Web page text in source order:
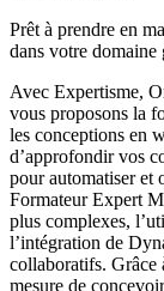
Prêt à prendre en
dans votre
Avec Expertisme,
vous proposons la
les conceptions en
d’approfondir vos
pour automatiser et
Formateur Expert
plus complexes,
l’intégration de
collaboratifs. Grâce
mesure de